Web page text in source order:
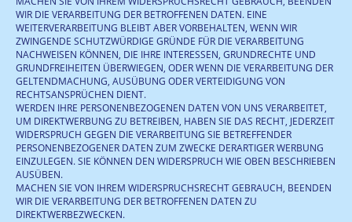
WIR DIE VERARBEITUNG DER BETROFFENEN DATEN. EINE
WEITERVERARBEITUNG BLEIBT ABER VORBEHALTEN, WENN WIR
ZWINGENDE SCHUTZWÜRDIGE GRÜNDE FÜR DIE VERARBEITUNG
NACHWEISEN KÖNNEN, DIE IHRE INTERESSEN, GRUNDRECHTE UND
GRUNDFREIHEITEN ÜBERWIEGEN, ODER WENN DIE VERARBEITUNG DER
GELTENDMACHUNG, AUSÜBUNG ODER VERTEIDIGUNG VON
RECHTSANSPRÜCHEN DIENT.
WERDEN IHRE PERSONENBEZOGENEN DATEN VON UNS VERARBEITET,
UM DIREKTWERBUNG ZU BETREIBEN, HABEN SIE DAS RECHT, JEDERZEIT
WIDERSPRUCH GEGEN DIE VERARBEITUNG SIE BETREFFENDER
PERSONENBEZOGENER DATEN ZUM ZWECKE DERARTIGER WERBUNG
EINZULEGEN. SIE KÖNNEN DEN WIDERSPRUCH WIE OBEN BESCHRIEBEN
AUSÜBEN.
MACHEN SIE VON IHREM WIDERSPRUCHSRECHT GEBRAUCH, BEENDEN
WIR DIE VERARBEITUNG DER BETROFFENEN DATEN ZU
DIREKTWERBEZWECKEN.